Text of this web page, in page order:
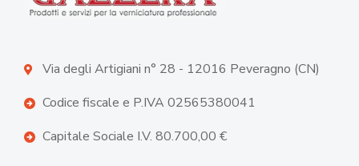
Via degli Artigiani n° 28 - 12016 Peveragno (CN)
Codice fiscale e P.IVA 02565380041
Capitale Sociale I.V. 80.700,00 €